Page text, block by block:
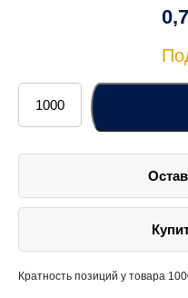
Количество
товара
Транспортировочные
прокладки
Кратность позиций у товара